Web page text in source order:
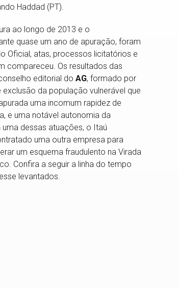
Haddad (PT).
ao longo de 2013 e o
quase um ano de apuração, foram
Oficial, atas, processos licitatórios e
compareceu. Os resultados das
editorial do AG, formado por
da população vulnerável que
uma incomum rapidez de
e uma notável autonomia da
dessas atuações, o Itaú
uma outra empresa para
um esquema fraudulento na Virada
Confira a seguir a linha do tempo
levantados.